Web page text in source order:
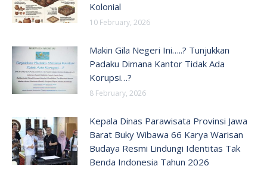
Kolonial
10 February, 2026
Makin Gila Negeri Ini…..? Tunjukkan
Padaku Dimana Kantor Tidak Ada
Korupsi…?
8 February, 2026
Kepala Dinas Parawisata Provinsi Jawa
Barat Buky Wibawa 66 Karya Warisan
Budaya Resmi Lindungi Identitas Tak
Benda Indonesia Tahun 2026